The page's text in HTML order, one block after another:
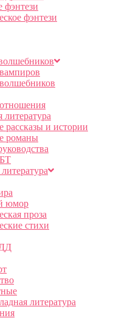
фэнтези
фэнтези
литература
рассказы и истории
романы
юмор
проза
стихи
литература